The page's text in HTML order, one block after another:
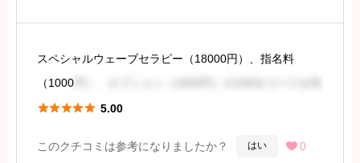
続きを見るには会員登録
スペシャルウェーブセラピー（18000円）、指名料
（1000
用しました。
セラピストの方は、化粧品関連のお仕事をされている北
 5.00
このクチコミは参考になりましたか？ はい  0